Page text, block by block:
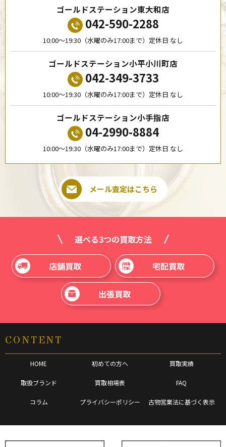
ゴールドステーション東大和店
042-590-2288
10:00〜19:30（水曜のみ17:00まで）定休日 なし
ゴールドステーション小平小川町店
042-349-3733
10:00〜19:30（水曜のみ17:00まで）定休日 なし
ゴールドステーション小手指店
04-2990-8884
10:00〜19:30（水曜のみ17:00まで）定休日 なし
メール査定はこちら
選べる3つの買取方法
店舗買取 宅配買取
出張買取
CONTENT
HOME 初めての方へ 買取実績
取扱ブランド 買取相場表 FAQ
コラム プライバシーポリシー 古物営業法に基づく表示